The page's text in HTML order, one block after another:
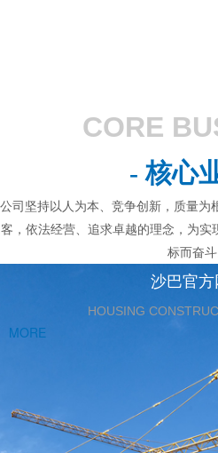
CORE
- 核心
公司坚持以人为本、竞争创新，质量为
客，依法经营、追求卓越的理念，为实
标而奋斗
沙巴官方
HOUSING
MORE